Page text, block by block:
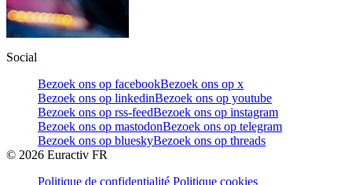
Social
Bezoek ons op facebookBezoek ons op x
Bezoek ons op linkedinBezoek ons op youtube
Bezoek ons op rss-feedBezoek ons op instagram
Bezoek ons op mastodonBezoek ons op telegram
Bezoek ons op blueskyBezoek ons op threads
© 2026 Euractiv FR
Politique de confidentialité Politique cookies